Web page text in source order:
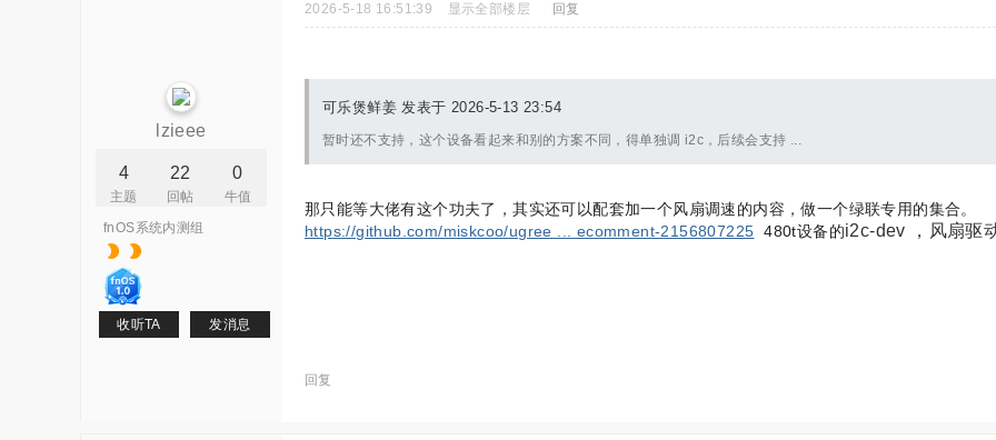
lzieee
4
主题
22
回帖
0
牛值
fnOS系统内测组
收听TA 发消息
2026-5-18 16:51:39 显示全部楼层 回复
可乐煲鲜姜 发表于 2026-5-13 23:54
暂时还不支持，这个设备看起来和别的方案不同，得单独调 i2c，后续会支持 ...
那只能等大佬有这个功夫了，其实还可以配套加一个风扇调速的内容，做一个绿联专用的集合。
https://github.com/miskcoo/ugree ... ecomment-2156807225 480t设备的i2c-dev ，风扇驱
回复